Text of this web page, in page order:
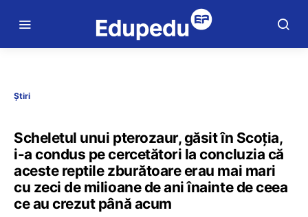
Știri
Scheletul unui pterozaur, găsit în Scoția,
i-a condus pe cercetători la concluzia că
aceste reptile zburătoare erau mai mari
cu zeci de milioane de ani înainte de ceea
ce au crezut până acum